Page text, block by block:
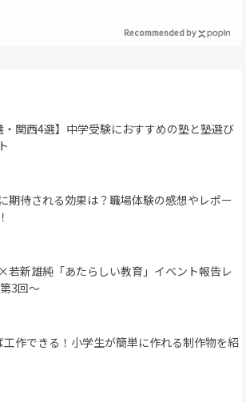
Recommended by
・関西4選】中学受験におすすめの塾と塾選び
期待される効果は？職場体験の感想やレポー
若新雄純「あたらしい教育」イベント報告レ
3回〜
工作できる！小学生が簡単に作れる制作物を紹